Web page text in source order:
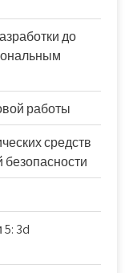
до
работы
средств
3d